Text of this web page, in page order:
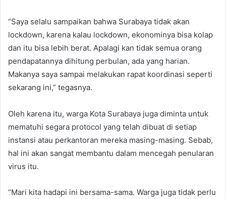
“Saya selalu sampaikan bahwa Surabaya tidak akan
lockdown, karena kalau lockdown, ekonominya bisa kolap
dan itu bisa lebih berat. Apalagi kan tidak semua orang
pendapatannya dihitung perbulan, ada yang harian.
Makanya saya sampai melakukan rapat koordinasi seperti
sekarang ini,” tegasnya.
Oleh karena itu, warga Kota Surabaya juga diminta untuk
mematuhi segara protocol yang telah dibuat di setiap
instansi atau perkantoran mereka masing-masing. Sebab,
hal ini akan sangat membantu dalam mencegah penularan
virus itu.
“Mari kita hadapi ini bersama-sama. Warga juga tidak perlu